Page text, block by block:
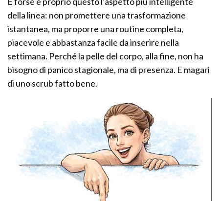
della linea: non promettere una trasformazione
istantanea, ma proporre una routine completa,
piacevole e abbastanza facile da inserire nella
settimana. Perché la pelle del corpo, alla fine, non ha
bisogno di panico stagionale, ma di presenza. E magari
di uno scrub fatto bene.